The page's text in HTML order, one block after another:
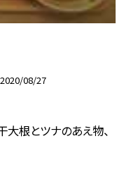
2020/08/27
大根とツナのあえ物、